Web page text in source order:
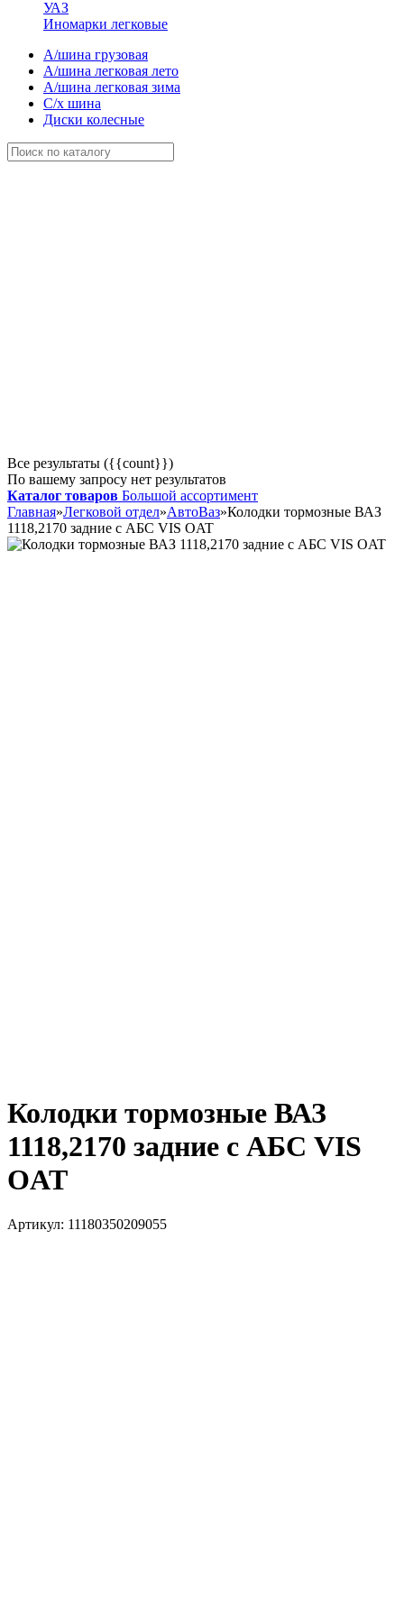
УАЗ
Иномарки легковые
А/шина грузовая
А/шина легковая лето
А/шина легковая зима
С/х шина
Диски колесные
Все результаты ({{count}})
По вашему запросу нет результатов
Каталог товаров Большой ассортимент
Главная»Легковой отдел»АвтоВаз»Колодки тормозные ВАЗ
1118,2170 задние с АБС VIS OAT
Колодки тормозные ВАЗ
1118,2170 задние с АБС VIS
OAT
Артикул: 11180350209055